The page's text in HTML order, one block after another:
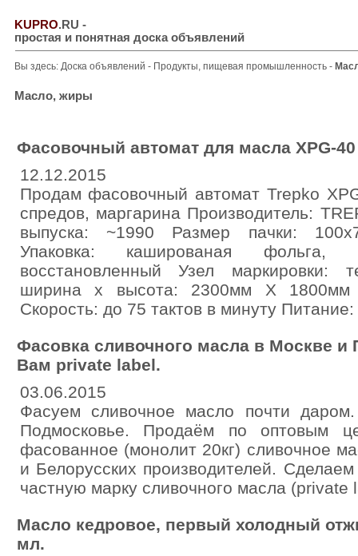
KUPRO.RU -
простая и понятная доска объявлений
Вы здесь: Доска объявлений - Продукты, пищевая промышленность -
Масло, жиры
Фасовочный автомат для масла XPG-40
12.12.2015
Продам фасовочный автомат Trepko
спредов, маргарина Производитель:
выпуска: ~1990 Размер пачки:
Упаковка: кашированая фольга,
восстановленный Узел маркировки:
ширина х высота: 2300мм Х
Скорость: до 75 тактов в минуту
Фасовка сливочного масла в Москве и
Вам private label.
03.06.2015
Фасуем сливочное масло почти
Подмосковье. Продаём по оптовым
фасованное (монолит 20кг) сливочное
и Белорусских производителей.
частную марку сливочного масла
Масло кедровое, первый холодный
мл.